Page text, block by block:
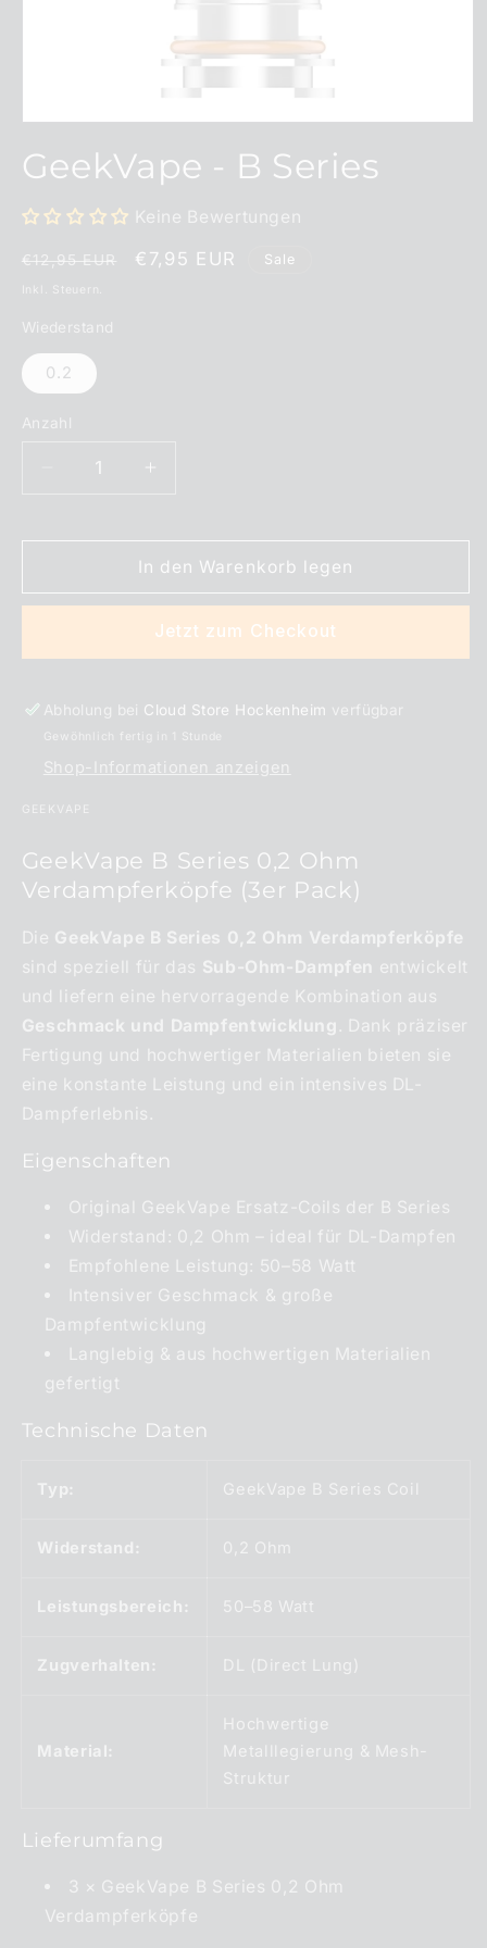
in
Modal
GeekVape - B Series
Keine Bewertungen
Normaler
Preis
€12,95 EUR Verkaufspreis
€7,95 EUR Sale
Inkl. Steuern.
Wiederstand
0.2
Anzahl
Anzahl
Verringere
für
GeekVape
-
Erhöhe
für
GeekVape
-
B
Series
In den Warenkorb legen
Jetzt zum Checkout
Abholung bei Cloud Store Hockenheim verfügbar
Gewöhnlich fertig in 1 Stunde
Shop-Informationen anzeigen
GEEKVAPE
GeekVape B Series 0,2 Ohm
Verdampferköpfe (3er Pack)
Die GeekVape B Series 0,2 Ohm Verdampferköpfe
sind speziell für das Sub-Ohm-Dampfen entwickelt
und liefern eine hervorragende Kombination aus
Geschmack und Dampfentwicklung . Dank präziser
Fertigung und hochwertiger Materialien bieten sie
eine konstante Leistung und ein intensives DL-
Dampferlebnis.
Eigenschaften
Original GeekVape Ersatz-Coils der B Series
Widerstand: 0,2 Ohm – ideal für DL-Dampfen
Empfohlene Leistung: 50–58 Watt
Intensiver Geschmack & große
Dampfentwicklung
Langlebig & aus hochwertigen Materialien
gefertigt
Technische Daten
Typ: GeekVape B Series Coil
Widerstand: 0,2 Ohm
Leistungsbereich: 50–58 Watt
Zugverhalten: DL (Direct Lung)
Material:
Hochwertige
Metalllegierung & Mesh-
Struktur
Lieferumfang
3 × GeekVape B Series 0,2 Ohm
Verdampferköpfe